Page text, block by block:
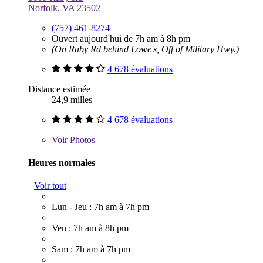
Norfolk, VA 23502
(757) 461-8274
Ouvert aujourd'hui de 7h am à 8h pm
(On Raby Rd behind Lowe's, Off of Military Hwy.)
4 678 évaluations
Distance estimée
24,9 milles
4 678 évaluations
VoirPhotos
Heures normales
Voir tout
Lun - Jeu : 7h am à 7h pm
Ven : 7h am à 8h pm
Sam : 7h am à 7h pm